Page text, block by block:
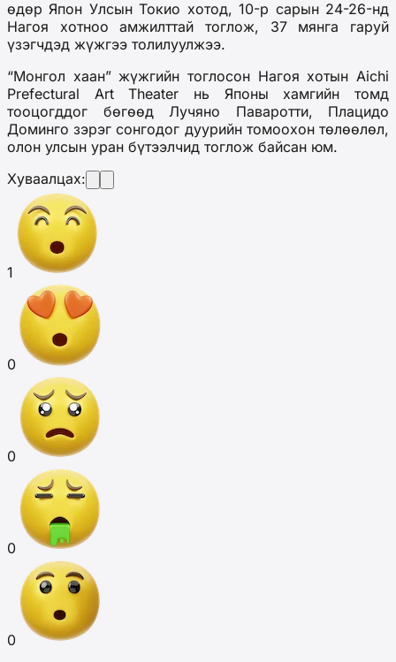
өдөр Япон Улсын Токио хотод, 10-р сарын 24-26-нд
Нагоя хотноо амжилттай тоглож, 37 мянга гаруй
үзэгчдэд жүжгээ толилуулжээ.
“Монгол хаан” жүжгийн тоглосон Нагоя хотын Aichi
Prefectural Art Theater нь Японы хамгийн томд
тооцогддог бөгөөд Лучяно Паваротти, Плацидо
Доминго зэрэг сонгодог дуурийн томоохон төлөөлөл,
олон улсын уран бүтээлчид тоглож байсан юм.
Хуваалцах:
1
0
0
0
0